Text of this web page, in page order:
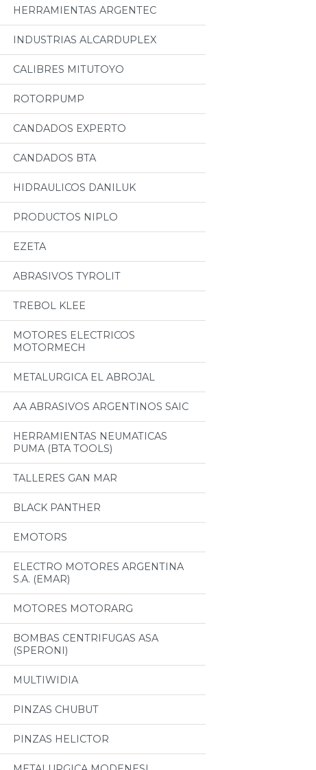
HERRAMIENTAS ARGENTEC
INDUSTRIAS ALCARDUPLEX
CALIBRES MITUTOYO
ROTORPUMP
CANDADOS EXPERTO
CANDADOS BTA
HIDRAULICOS DANILUK
PRODUCTOS NIPLO
EZETA
ABRASIVOS TYROLIT
TREBOL KLEE
MOTORES ELECTRICOS
MOTORMECH
METALURGICA EL ABROJAL
AA ABRASIVOS ARGENTINOS SAIC
HERRAMIENTAS NEUMATICAS
PUMA (BTA TOOLS)
TALLERES GAN MAR
BLACK PANTHER
EMOTORS
ELECTRO MOTORES ARGENTINA
S.A. (EMAR)
MOTORES MOTORARG
BOMBAS CENTRIFUGAS ASA
(SPERONI)
MULTIWIDIA
PINZAS CHUBUT
PINZAS HELICTOR